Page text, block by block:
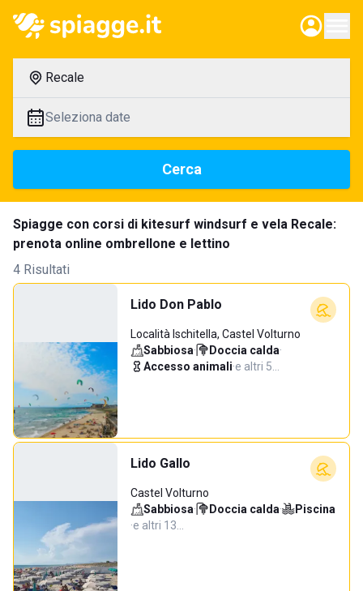
Recale
Seleziona date
Cerca
Spiagge con corsi di kitesurf windsurf e vela Recale:
prenota online ombrellone e lettino
4 Risultati
Lido Don Pablo
Località Ischitella, Castel Volturno
Sabbiosa· Doccia calda·
Accesso animali·e altri 5…
Lido Gallo
Castel Volturno
Sabbiosa· Doccia calda·
Piscina
·e altri 13…